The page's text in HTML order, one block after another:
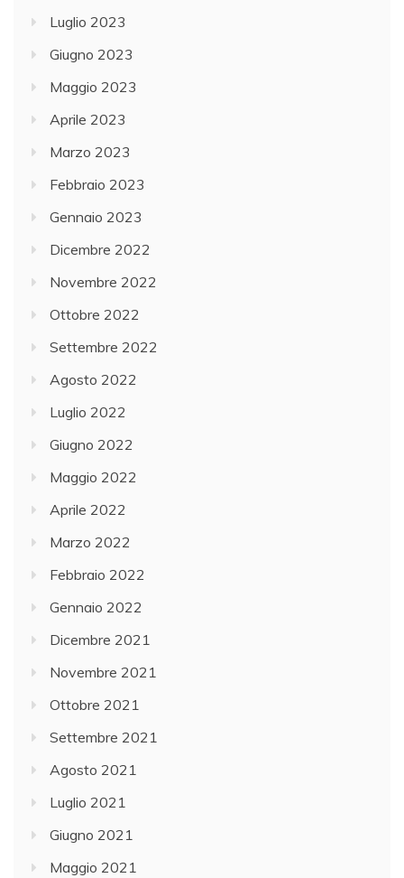
Luglio 2023
Giugno 2023
Maggio 2023
Aprile 2023
Marzo 2023
Febbraio 2023
Gennaio 2023
Dicembre 2022
Novembre 2022
Ottobre 2022
Settembre 2022
Agosto 2022
Luglio 2022
Giugno 2022
Maggio 2022
Aprile 2022
Marzo 2022
Febbraio 2022
Gennaio 2022
Dicembre 2021
Novembre 2021
Ottobre 2021
Settembre 2021
Agosto 2021
Luglio 2021
Giugno 2021
Maggio 2021